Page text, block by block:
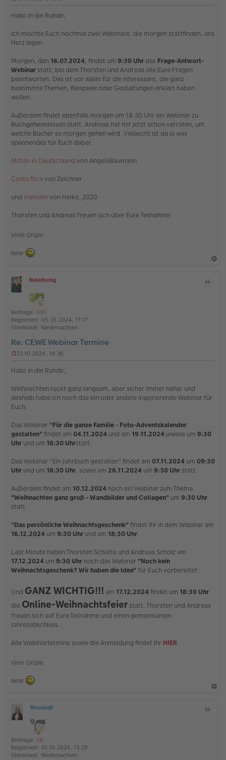
g
l
e
n
e
r
B
e
r
a
g
Hallo in die Runde,
Ich möchte Euch nochmal zwei Webinare, die morgen stattfinden, ans
Herz legen.
Morgen, den 16.07.2024, findet um 9:30 Uhr das Frage-Antwort-
Webinar statt, bei dem Thorsten und Andreas alle Eure Fragen
beantworten. Das ist vor allem für die interessant, die ganz
bestimmte Themen, Beispiele oder Gestaltungen erklärt haben
wollen.
Außerdem findet ebenfalls morgen um 18:30 Uhr ein Webinar zu
Buchgeheimnissen statt. Andreas hat mir jetzt schon verraten, um
welche Bücher es morgen gehen wird. Vielleicht ist da ja was
spannendes für Euch dabei:
Mitten in Deutschland von AngelaBaumann
Costa Rica von Zeichner
und Vietnam von Heike_2020
Thorsten und Andreas freuen sich über Eure Teilnahme!
Viele Grüße
Nele
ff
n
e
NeleHonig
Beiträge: 690
Registriert: 05.01.2024, 17:17
Gliedstaat: Niedersachsen
Re: CEWE Webinar Termine
g
l
e
s
e
r
B
t
r
g
23.10.2024, 14:36
Hallo in die Runde,
Weihnachten rückt ganz langsam, aber sicher immer näher und
deshalb habe ich noch das ein oder andere inspirierende Webinar für
Euch:
Das Webinar "Für die ganze Familie - Foto-Adventskalender
gestalten" findet am 04.11.2024 und am 19.11.2024 jeweils um 9:30
Uhr und um 18:30 Uhrstatt.
Das Webinar "Ein Jahrbuch gestalten" findet am 07.11.2024 um 09:30
Uhr und um 18:30 Uhr, sowie am 26.11.2024 um 9:30 Uhr statt.
Außerdem findet am 10.12.2024 noch ein Webinar zum Thema
"Weihnachten ganz groß - Wandbilder und Collagen" um 9:30 Uhr
statt.
"Das persönliche Weihnachtsgeschenk" findet Ihr in dem Webinar am
16.12.2024 um 9:30 Uhr und um 18:30 Uhr.
Last Minute haben Thorsten Schütte und Andreas Scholz am
17.12.2024 um 9:30 Uhr noch das Webinar "Noch kein
Weihnachtsgeschenk? Wir haben die Idee" für Euch vorbereitet.
Und GANZ WICHTIG!!! am 17.12.2024findet um 18:30 Uhr
die Online-Weihnachtsfeier statt. Thorsten und Andreas
freuen sich auf Eure Teilnahme und einen gemeinsamen
Jahresabschluss.
Alle Webinartermine sowie die Anmeldung findet Ihr HIER
Viele Grüße
Nele
ff
n
e
MonikaB
Beiträge: 58
Registriert: 01.10.2024, 13:29
Gliedstaat: Niedersachsen